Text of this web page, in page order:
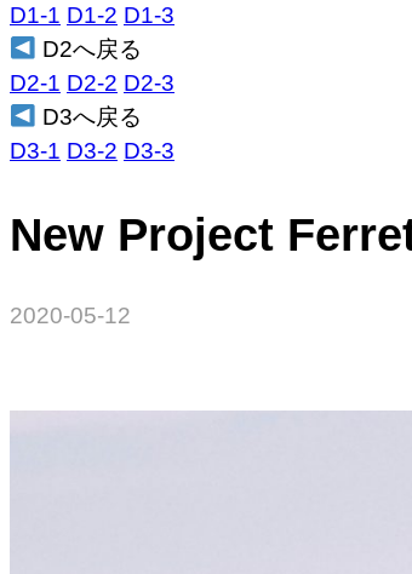
D1-1 D1-2 D1-3
D2へ戻る
D2-1 D2-2 D2-3
D3へ戻る
D3-1 D3-2 D3-3
New Project
2020-05-12